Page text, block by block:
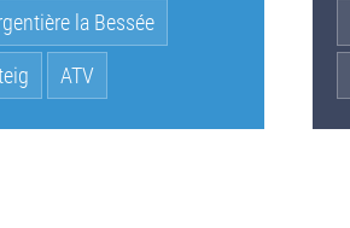
la Bessée
ATV